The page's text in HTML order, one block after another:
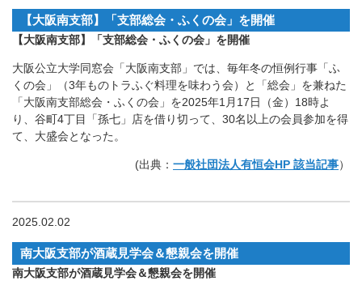
【大阪南支部】「支部総会・ふくの会」を開催
【大阪南支部】「支部総会・ふくの会」を開催
大阪公立大学同窓会「大阪南支部」では、毎年冬の恒例行事「ふ
くの会」（3年ものトラふぐ料理を味わう会）と「総会」を兼ねた
「大阪南支部総会・ふくの会」を2025年1月17日（金）18時よ
り、谷町4丁目「孫七」店を借り切って、30名以上の会員参加を得
て、大盛会となった。
(出典： 一般社団法人有恒会HP 該当記事）
2025.02.02
南大阪支部が酒蔵見学会＆懇親会を開催
南大阪支部が酒蔵見学会＆懇親会を開催